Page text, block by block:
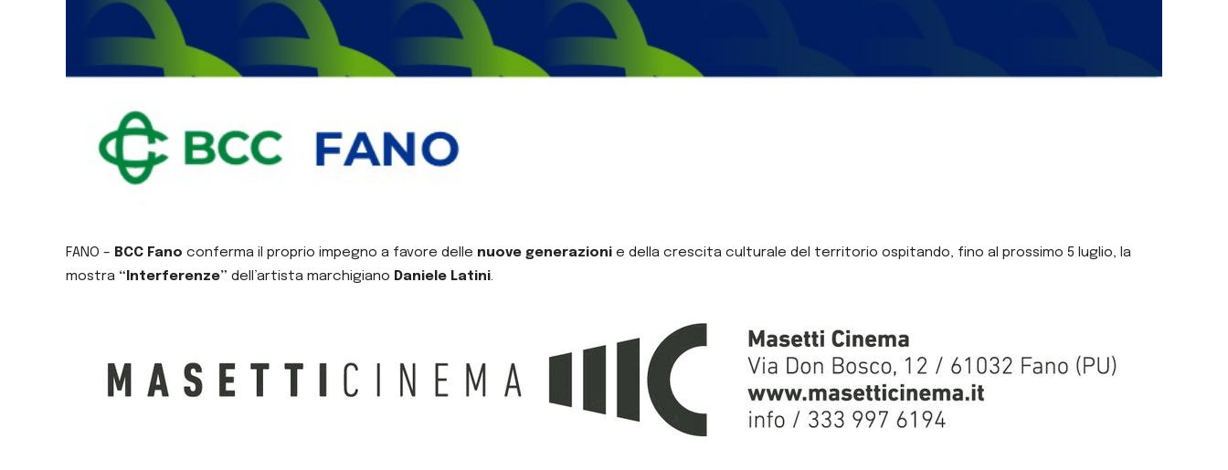
FANO – BCC Fano conferma il proprio impegno a favore delle nuove generazioni e della crescita culturale del territorio ospitando, fino al prossimo 5 luglio, la
mostra “Interferenze” dell’artista marchigiano Daniele Latini.